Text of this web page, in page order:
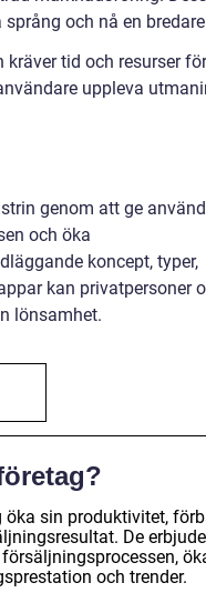
och nå en
kräver tid och resurser
uppleva
genom att ge
och öka
koncept, typer,
kan privatpersoner
lönsamhet.
sin produktivitet,
De
och trender.